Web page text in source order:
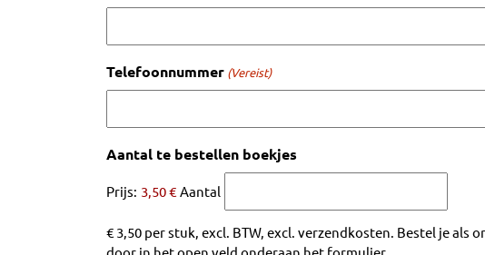
Telefoonnummer (Vereist)
Aantal te bestellen boekjes
Prijs: 3,50 € Aantal
€ 3,50 per stuk, excl. BTW, excl. verzendkosten. Bestel je als